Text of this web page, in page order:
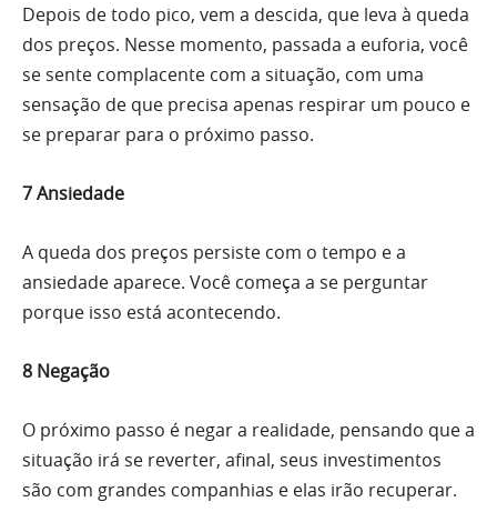
Depois de todo pico, vem a descida, que leva à queda
dos preços. Nesse momento, passada a euforia, você
se sente complacente com a situação, com uma
sensação de que precisa apenas respirar um pouco e
se preparar para o próximo passo.
7 Ansiedade
A queda dos preços persiste com o tempo e a
ansiedade aparece. Você começa a se perguntar
porque isso está acontecendo.
8 Negação
O próximo passo é negar a realidade, pensando que a
situação irá se reverter, afinal, seus investimentos
são com grandes companhias e elas irão recuperar.